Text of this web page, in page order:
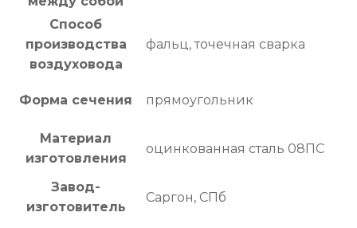
Способ
производства
воздуховода
фальц, точечная сварка
Форма сечения прямоугольник
Материал
изготовления
оцинкованная сталь 08ПС
Завод-
изготовитель
Саргон, СПб